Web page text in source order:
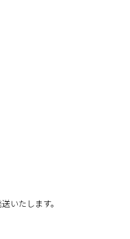
いたします。